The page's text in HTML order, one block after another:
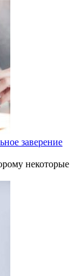
заверение
некоторые